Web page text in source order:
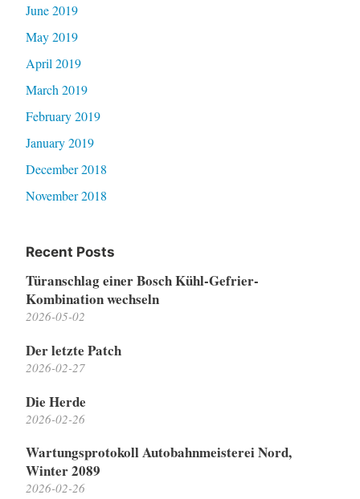
June 2019
May 2019
April 2019
March 2019
February 2019
January 2019
December 2018
November 2018
Recent Posts
Türanschlag einer Bosch Kühl-Gefrier-
Kombination wechseln
2026-05-02
Der letzte Patch
2026-02-27
Die Herde
2026-02-26
Wartungsprotokoll Autobahnmeisterei Nord,
Winter 2089
2026-02-26